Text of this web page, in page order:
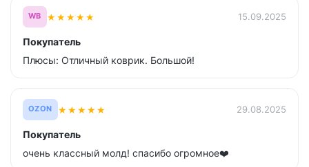
WB ★★★★★ 15.09.2025
Покупатель
Плюсы: Отличный коврик. Большой!
OZON ★★★★★ 29.08.2025
Покупатель
очень классный молд! спасибо огромное❤️